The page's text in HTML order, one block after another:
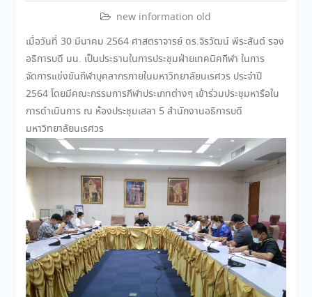
new information old
เมื่อวันที่ 30 มีนาคม 2564 ศาสตราจารย์ ดร.จิรวัฒน์ พีระสันต์ รอง
อธิการบดี มน. เป็นประธานในการประชุมฝ่ายเทคนิคกีฬา ในการ
จัดการแข่งขันกีฬาบุคลากรภายในมหาวิทยาลัยนเรศวร ประจำปี
2564 โดยมีคณะกรรมการกีฬาประเภทต่างๆ เข้าร่วมประชุมหารือใน
การดำเนินการ ณ ห้องประชุมเสลา 5 สำนักงานอธิการบดี
มหาวิทยาลัยนเรศวร